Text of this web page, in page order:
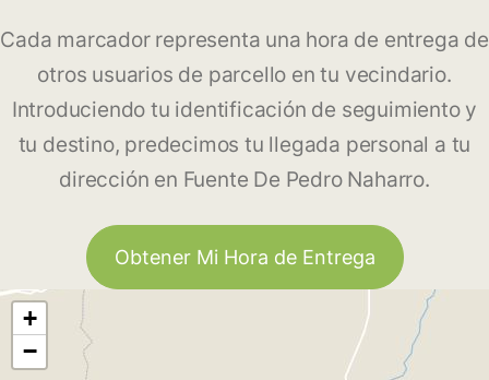
Cada marcador representa una hora de entrega de
otros usuarios de parcello en tu vecindario.
Introduciendo tu identificación de seguimiento y
tu destino, predecimos tu llegada personal a tu
dirección en Fuente De Pedro Naharro.
Obtener Mi Hora de Entrega
+
−